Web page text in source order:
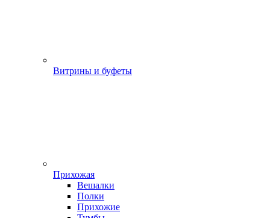
Витрины и буфеты
Прихожая
Вешалки
Полки
Прихожие